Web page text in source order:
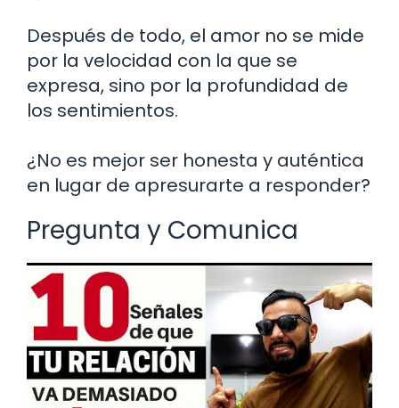
Después de todo, el amor no se mide
por la velocidad con la que se
expresa, sino por la profundidad de
los sentimientos.
¿No es mejor ser honesta y auténtica
en lugar de apresurarte a responder?
Pregunta y Comunica